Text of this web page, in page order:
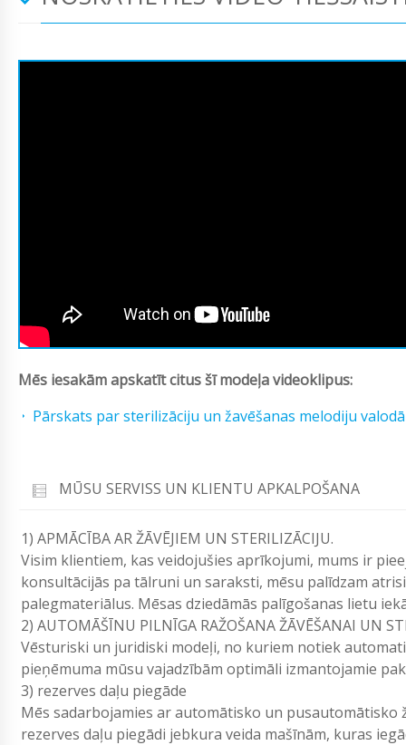
Mēs iesakām apskatīt citus šī modeļa videoklipus:
Pārskats par sterilizāciju un žavēšanas melodiju valodā
MŪSU SERVISS UN KLIENTU APKALPOŠANA
1) APMĀCĪBA AR ŽĀVĒJIEM UN STERILIZĀCIJU.
Visim klientiem, kas veidojušies aprīkojumi, mums ir
konsultācijās pa tālruni un saraksti, mēsu palīdzam
palegmateriālus. Mēsas dziedāmās palīgošanas lietu
2) AUTOMĀŠĪNU PILNĪGA RAŽOŠANA ŽĀVĒŠANAI UN
Vēsturiski un juridiski modeļi, no kuriem notiek
pieņēmuma mūsu vajadzībām optimāli izmantojamie
3) rezerves daļu piegāde
Mēs sadarbojamies ar automātisko un
rezerves daļu piegādi jebkura veida mašīnām, kuras